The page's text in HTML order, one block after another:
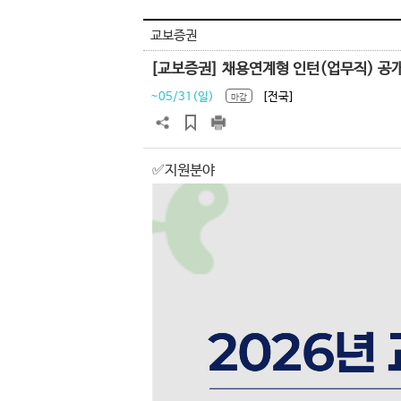
교보증권
[교보증권] 채용연계형 인턴(업무직) 공
~05/31(일) 마감 [전국]
✅지원분야